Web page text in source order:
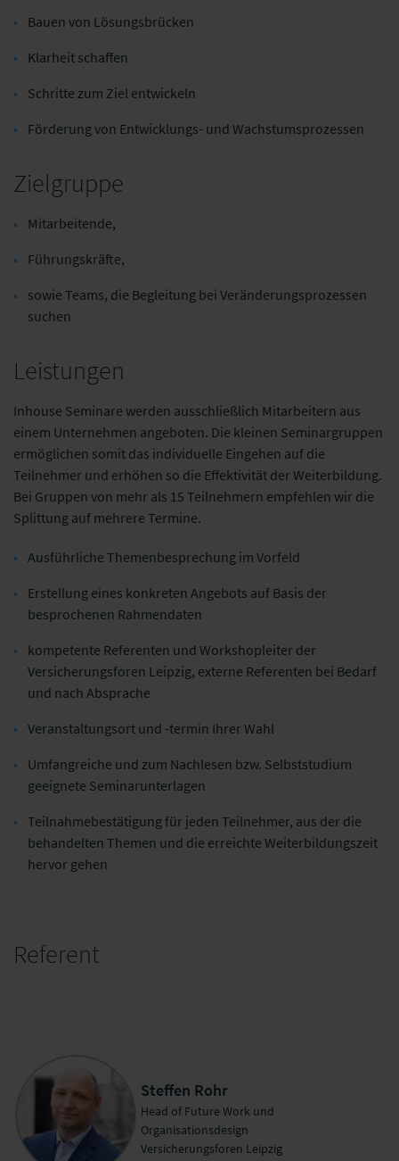
Bauen von Lösungsbrücken
Klarheit schaffen
Schritte zum Ziel entwickeln
Förderung von Entwicklungs- und Wachstumsprozessen
Zielgruppe
Mitarbeitende,
Führungskräfte,
sowie Teams, die Begleitung bei Veränderungsprozessen
suchen
Leistungen
Inhouse Seminare werden ausschließlich Mitarbeitern aus
einem Unternehmen angeboten. Die kleinen Seminargruppen
ermöglichen somit das individuelle Eingehen auf die
Teilnehmer und erhöhen so die Effektivität der Weiterbildung.
Bei Gruppen von mehr als 15 Teilnehmern empfehlen wir die
Splittung auf mehrere Termine.
Ausführliche Themenbesprechung im Vorfeld
Erstellung eines konkreten Angebots auf Basis der
besprochenen Rahmendaten
kompetente Referenten und Workshopleiter der
Versicherungsforen Leipzig, externe Referenten bei Bedarf
und nach Absprache
Veranstaltungsort und -termin Ihrer Wahl
Umfangreiche und zum Nachlesen bzw. Selbststudium
geeignete Seminarunterlagen
Teilnahmebestätigung für jeden Teilnehmer, aus der die
behandelten Themen und die erreichte Weiterbildungszeit
hervor gehen
Referent
Steffen Rohr
Head of Future Work und
Organisationsdesign
Versicherungsforen Leipzig